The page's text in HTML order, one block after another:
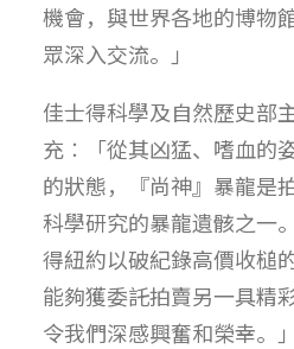
機會，與世界各地的博物
眾深入交流。」
佳士得科學及自然歷史部
充︰「從其凶猛、嗜血的
的狀態，『尚神』暴龍是
科學研究的暴龍遺骸之一
得紐約以破紀錄高價收槌
能夠獲委託拍賣另一具精
令我們深感興奮和榮幸。」